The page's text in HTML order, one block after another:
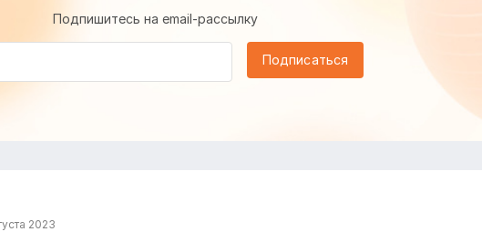
Подпишитесь на email-рассылку
Подписаться
2023